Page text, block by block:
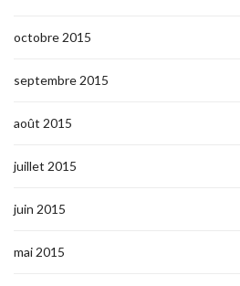
octobre 2015
septembre 2015
août 2015
juillet 2015
juin 2015
mai 2015